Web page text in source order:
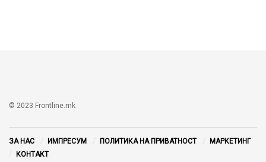
© 2023 Frontline.mk
ЗА НАС ИМПРЕСУМ ПОЛИТИКА НА ПРИВАТНОСТ
МАРКЕТИНГ
КОНТАКТ